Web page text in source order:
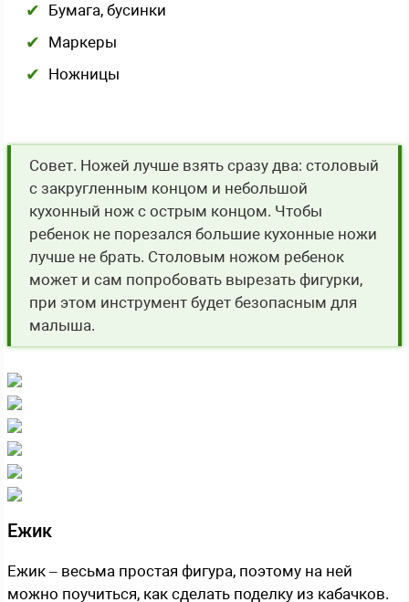
Бумага, бусинки
Маркеры
Ножницы
Совет. Ножей лучше взять сразу два: столовый
с закругленным концом и небольшой
кухонный нож с острым концом. Чтобы
ребенок не порезался большие кухонные ножи
лучше не брать. Столовым ножом ребенок
может и сам попробовать вырезать фигурки,
при этом инструмент будет безопасным для
малыша.
Ежик
Ежик – весьма простая фигура, поэтому на ней
можно поучиться, как сделать поделку из кабачков.